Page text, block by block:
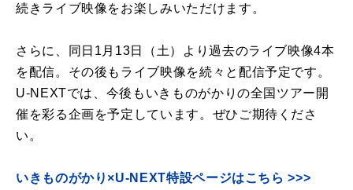
続きライブ映像をお楽しみいただけます。
さらに、同日1月13日（土）より過去のライブ映像4本
を配信。その後もライブ映像を続々と配信予定です。
U-NEXTでは、今後もいきものがかりの全国ツアー開
催を彩る企画を予定しています。ぜひご期待くださ
い。
いきものがかり×U-NEXT特設ページはこちら >>>